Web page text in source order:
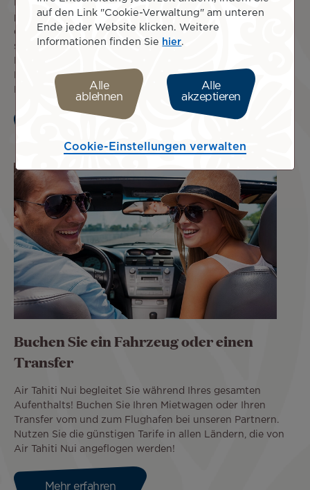
Buchen Sie Ihre Unterkunft mit Air Tahiti Nui und
profitieren Sie von einer großen Auswahl an Angeboten,
die auf Ihr Budget und Ihre Bedürfnisse zugeschnitten
sind. Reisen Sie demnächst mit Air Tahiti Nui ab Paris?
Buchung im Mercure Paris CDG Airport & Convention
Buchen Sie ein Fahrzeug oder einen
Transfer
Air Tahiti Nui begleitet Sie während Ihres gesamten
Aufenthalts! Buchen Sie Ihren Mietwagen oder Ihren
Transfer vom und zum Flughafen bei unseren Partnern.
Nutzen Sie die günstigen Tarife in allen Ländern, die von
Air Tahiti Nui angeflogen werden!
Mehr erfahren
auf den Link "Cookie-Verwaltung" am unteren
Ende jeder Website klicken. Weitere
Informationen finden Sie hier.
Alle
ablehnen
Alle
akzeptieren
Cookie-Einstellungen verwalten